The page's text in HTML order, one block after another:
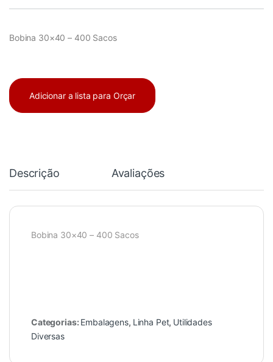
Bobina 30×40 – 400 Sacos
Adicionar a lista para Orçar
Descrição Avaliações
Bobina 30×40 – 400 Sacos
Categorias: Embalagens, Linha Pet, Utilidades
Diversas